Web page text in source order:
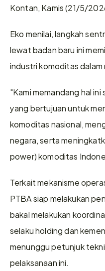
Kontan, Kamis (21/5/
Eko menilai, langkah
lewat badan baru ini
industri komoditas dalam
"Kami memandang hal
yang bertujuan untuk
komoditas nasional,
negara, serta
power) komoditas
Terkait mekanisme
PTBA siap melakukan
bakal melakukan
selaku holding dan
menunggu petunjuk
pelaksanaan ini.